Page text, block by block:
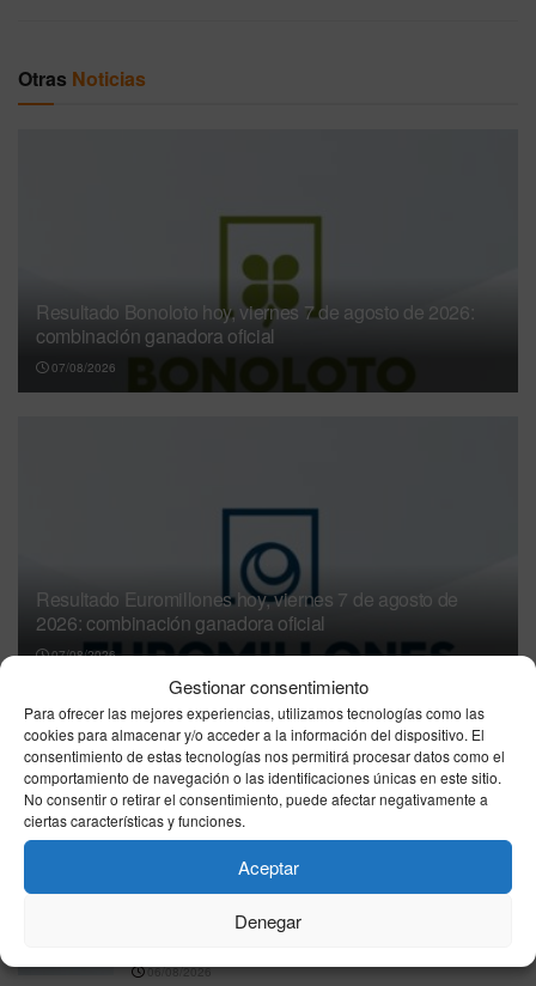
Gestionar consentimiento
Para ofrecer las mejores experiencias, utilizamos tecnologías como las
cookies para almacenar y/o acceder a la información del dispositivo. El
consentimiento de estas tecnologías nos permitirá procesar datos como el
comportamiento de navegación o las identificaciones únicas en este sitio.
No consentir o retirar el consentimiento, puede afectar negativamente a
ciertas características y funciones.
Aceptar
Denegar
Otras Noticias
Resultado Bonoloto hoy, viernes 7 de agosto de 2026:
combinación ganadora oficial
07/08/2026
Resultado Euromillones hoy, viernes 7 de agosto de
2026: combinación ganadora oficial
07/08/2026
Resultados ONCE hoy, viernes 7 de agosto de
2026: todos los sorteos del día
07/08/2026
Resultados de la lotería de ayer, jueves 6 de
agosto de 2026
Resultado Lotería Nacional hoy, jueves 6 de
agosto de 2026: números premiados
06/08/2026